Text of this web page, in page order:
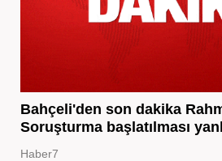
Bahçeli'den son dakika
Soruşturma başlatılması
Haber7